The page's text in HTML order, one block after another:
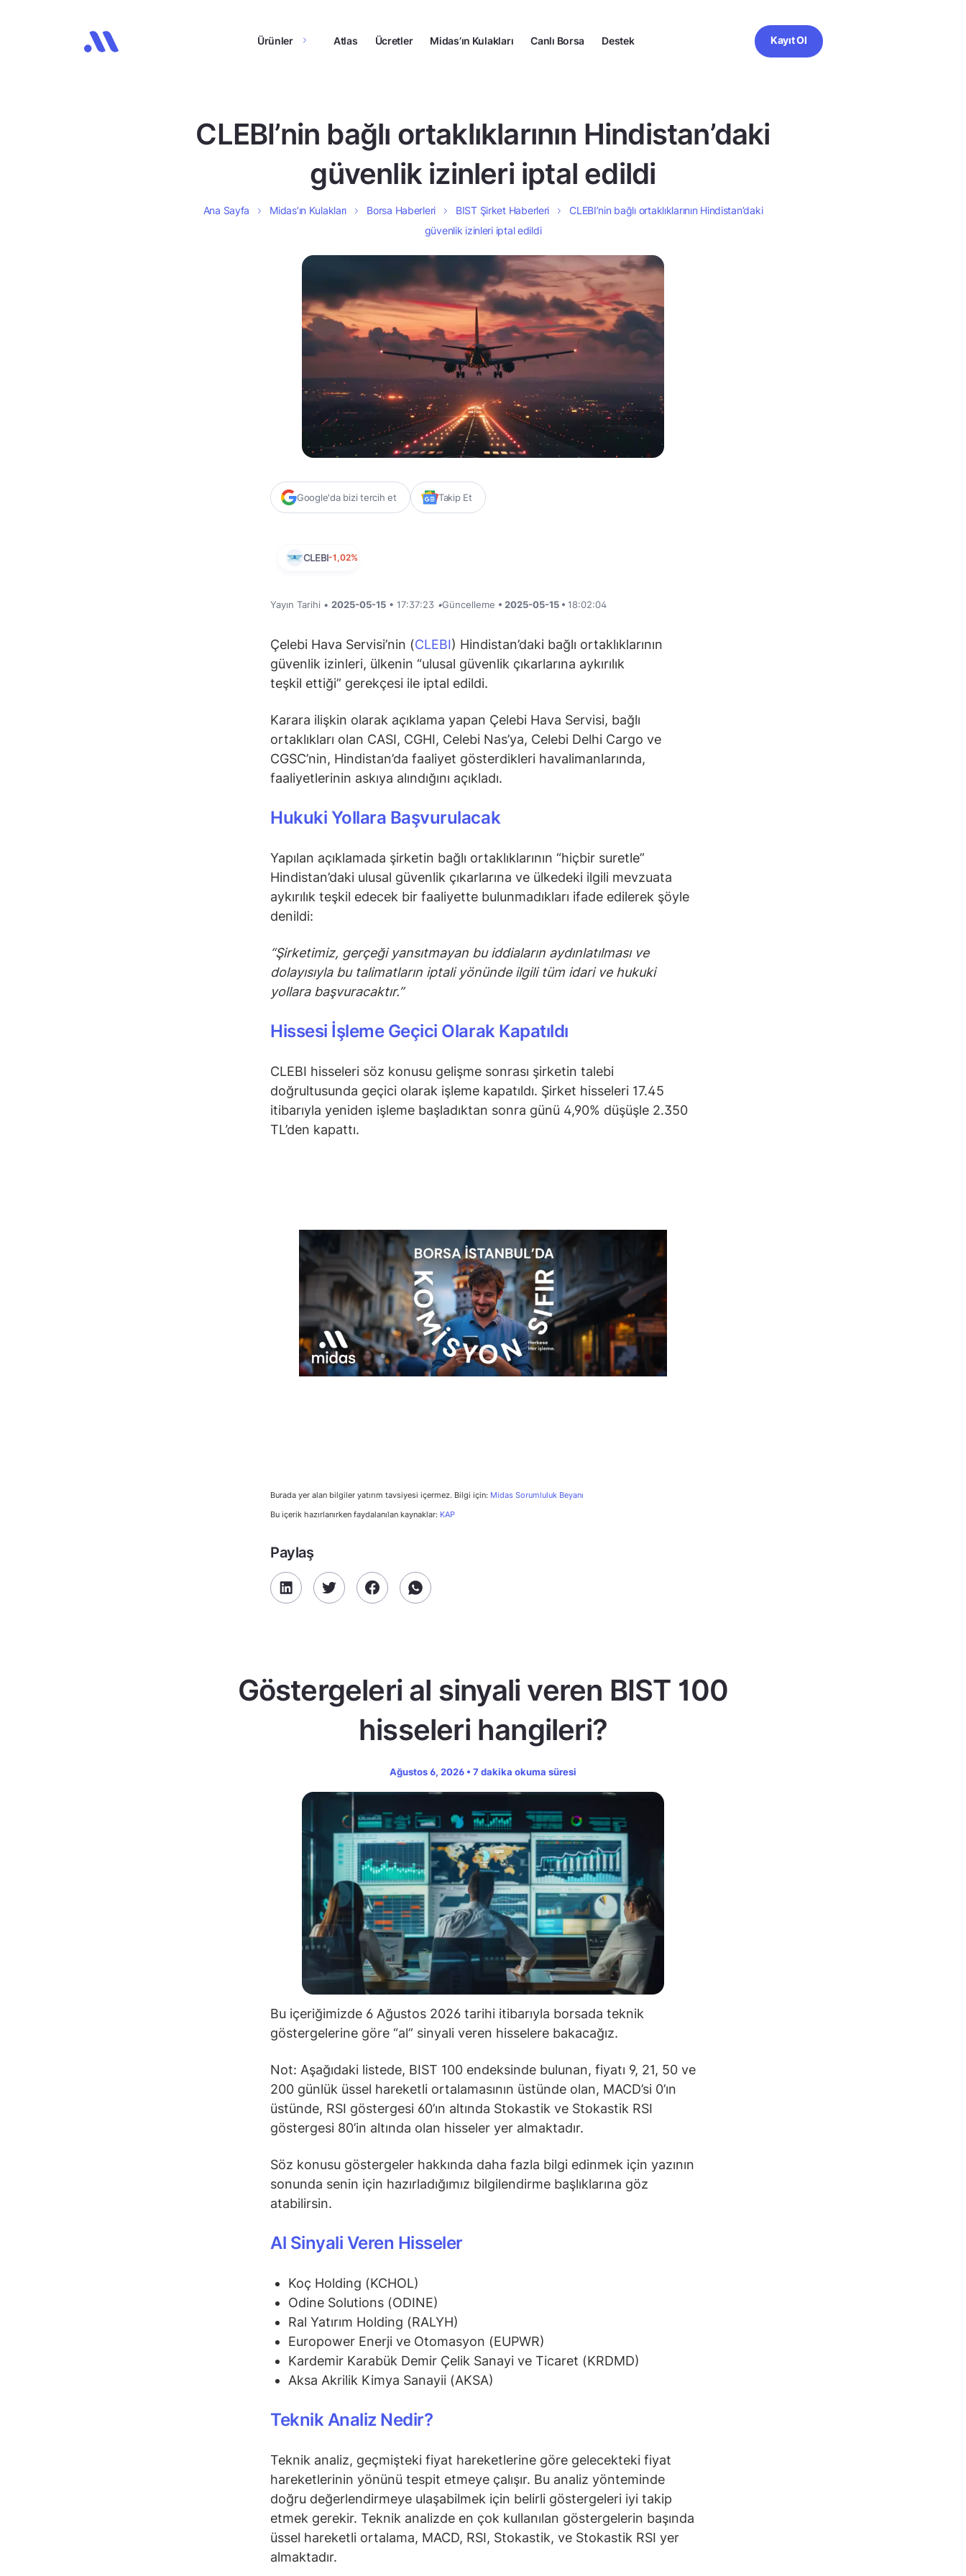
Ürünler Atlas Ücretler Midas’ın Kulakları Canlı Borsa Destek Kayıt Ol
CLEBI’nin bağlı ortaklıklarının Hindistan’daki
güvenlik izinleri iptal edildi
Ana Sayfa Midas’ın Kulakları Borsa Haberleri BIST Şirket Haberleri
CLEBI’nin bağlı ortaklıklarının Hindistan’daki
güvenlik izinleri iptal edildi
Google'da bizi tercih et Takip Et
CLEBI-1,02%
Yayın Tarihi • 2025-05-15 • 17:37:23 •Güncelleme • 2025-05-15 • 18:02:04
Çelebi Hava Servisi’nin (CLEBI) Hindistan’daki bağlı ortaklıklarının
güvenlik izinleri, ülkenin “ulusal güvenlik çıkarlarına aykırılık
teşkil ettiği” gerekçesi ile iptal edildi.
Karara ilişkin olarak açıklama yapan Çelebi Hava Servisi, bağlı
ortaklıkları olan CASI, CGHI, Celebi Nas’ya, Celebi Delhi Cargo ve
CGSC’nin, Hindistan’da faaliyet gösterdikleri havalimanlarında,
faaliyetlerinin askıya alındığını açıkladı.
Hukuki Yollara Başvurulacak
Yapılan açıklamada şirketin bağlı ortaklıklarının “hiçbir suretle”
Hindistan’daki ulusal güvenlik çıkarlarına ve ülkedeki ilgili mevzuata
aykırılık teşkil edecek bir faaliyette bulunmadıkları ifade edilerek şöyle
denildi:
“Şirketimiz, gerçeği yansıtmayan bu iddiaların aydınlatılması ve
dolayısıyla bu talimatların iptali yönünde ilgili tüm idari ve hukuki
yollara başvuracaktır.”
Hissesi İşleme Geçici Olarak Kapatıldı
CLEBI hisseleri söz konusu gelişme sonrası şirketin talebi
doğrultusunda geçici olarak işleme kapatıldı. Şirket hisseleri 17.45
itibarıyla yeniden işleme başladıktan sonra günü 4,90% düşüşle 2.350
TL’den kapattı.
Burada yer alan bilgiler yatırım tavsiyesi içermez. Bilgi için: Midas Sorumluluk Beyanı
Bu içerik hazırlanırken faydalanılan kaynaklar: KAP
Paylaş
Göstergeleri al sinyali veren BIST 100
hisseleri hangileri?
Ağustos 6, 2026 • 7 dakika okuma süresi
Bu içeriğimizde 6 Ağustos 2026 tarihi itibarıyla borsada teknik
göstergelerine göre “al” sinyali veren hisselere bakacağız.
Not: Aşağıdaki listede, BIST 100 endeksinde bulunan, fiyatı 9, 21, 50 ve
200 günlük üssel hareketli ortalamasının üstünde olan, MACD’si 0’ın
üstünde, RSI göstergesi 60’ın altında Stokastik ve Stokastik RSI
göstergesi 80’in altında olan hisseler yer almaktadır.
Söz konusu göstergeler hakkında daha fazla bilgi edinmek için yazının
sonunda senin için hazırladığımız bilgilendirme başlıklarına göz
atabilirsin.
Al Sinyali Veren Hisseler
Koç Holding (KCHOL)
Odine Solutions (ODINE)
Ral Yatırım Holding (RALYH)
Europower Enerji ve Otomasyon (EUPWR)
Kardemir Karabük Demir Çelik Sanayi ve Ticaret (KRDMD)
Aksa Akrilik Kimya Sanayii (AKSA)
Teknik Analiz Nedir?
Teknik analiz, geçmişteki fiyat hareketlerine göre gelecekteki fiyat
hareketlerinin yönünü tespit etmeye çalışır. Bu analiz yönteminde
doğru değerlendirmeye ulaşabilmek için belirli göstergeleri iyi takip
etmek gerekir. Teknik analizde en çok kullanılan göstergelerin başında
üssel hareketli ortalama, MACD, RSI, Stokastik, ve Stokastik RSI yer
almaktadır.